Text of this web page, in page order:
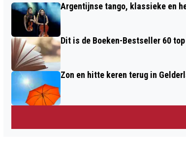
BRUIST MET IN DE AVOND EEN
Argentijnse tango, klassieke en
Dit is de Boeken-Bestseller 60
Zon en hitte keren terug in